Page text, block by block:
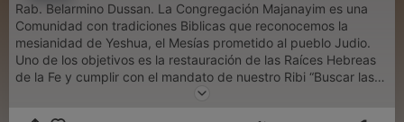
Rab. Belarmino Dussan. La Congregación Majanayim es una
Comunidad con tradiciones Biblicas que reconocemos la
mesianidad de Yeshua, el Mesías prometido al pueblo Judio.
Uno de los objetivos es la restauración de las Raíces Hebreas
de la Fe y cumplir con el mandato de nuestro Ribi “Buscar las
ovejas perdidas de la casa de Israel”. Con la ayuda del Eterno